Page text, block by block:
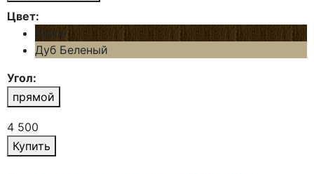
Цвет:
Венге
Дуб Беленый
Угол:
прямой
4 500
Купить